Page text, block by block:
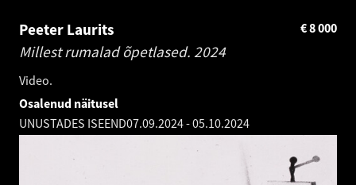
Peeter Laurits
Millest rumalad õpetlased. 2024
Video.
8 000
€
Osalenud näitusel
UNUSTADES ISEEND07.09.2024-05.10.2024